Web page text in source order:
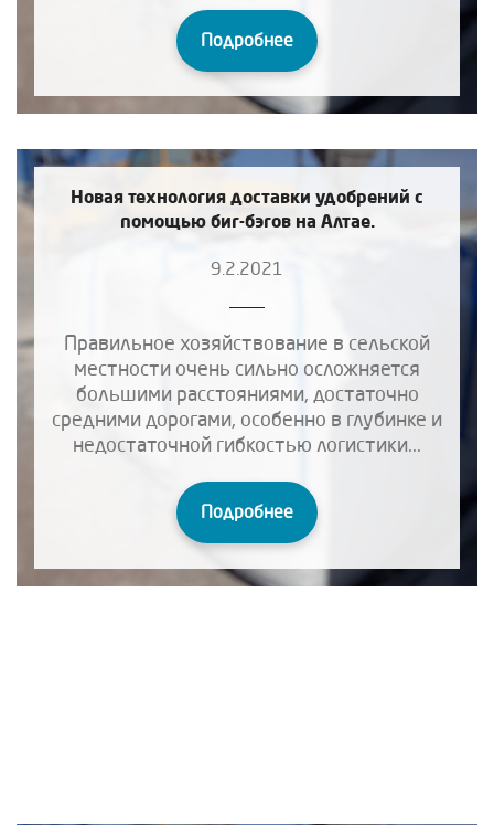
Подробнее
Новая технология доставки удобрений с
помощью биг-бэгов на Алтае.
9.2.2021
Правильное хозяйствование в сельской
местности очень сильно осложняется
большими расстояниями, достаточно
средними дорогами, особенно в глубинке и
недостаточной гибкостью логистики...
Подробнее